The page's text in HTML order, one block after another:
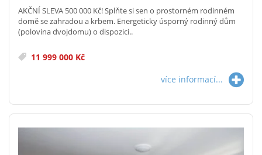
AKČNÍ SLEVA 500 000 Kč! Splňte si sen o prostorném rodinném
domě se zahradou a krbem. Energeticky úsporný rodinný dům
(polovina dvojdomu) o dispozici..
11 999 000 Kč
více informací...